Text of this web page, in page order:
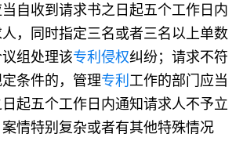
自收到请求书之日起五个工作日内
，同时指定三名或者三名以上单数
组处理该专利 侵权纠纷；请求不符
条件的，管理专利 工作的部门应当
起五个工作日内通知请求人不予立
情特别复杂或者有其他特殊情况